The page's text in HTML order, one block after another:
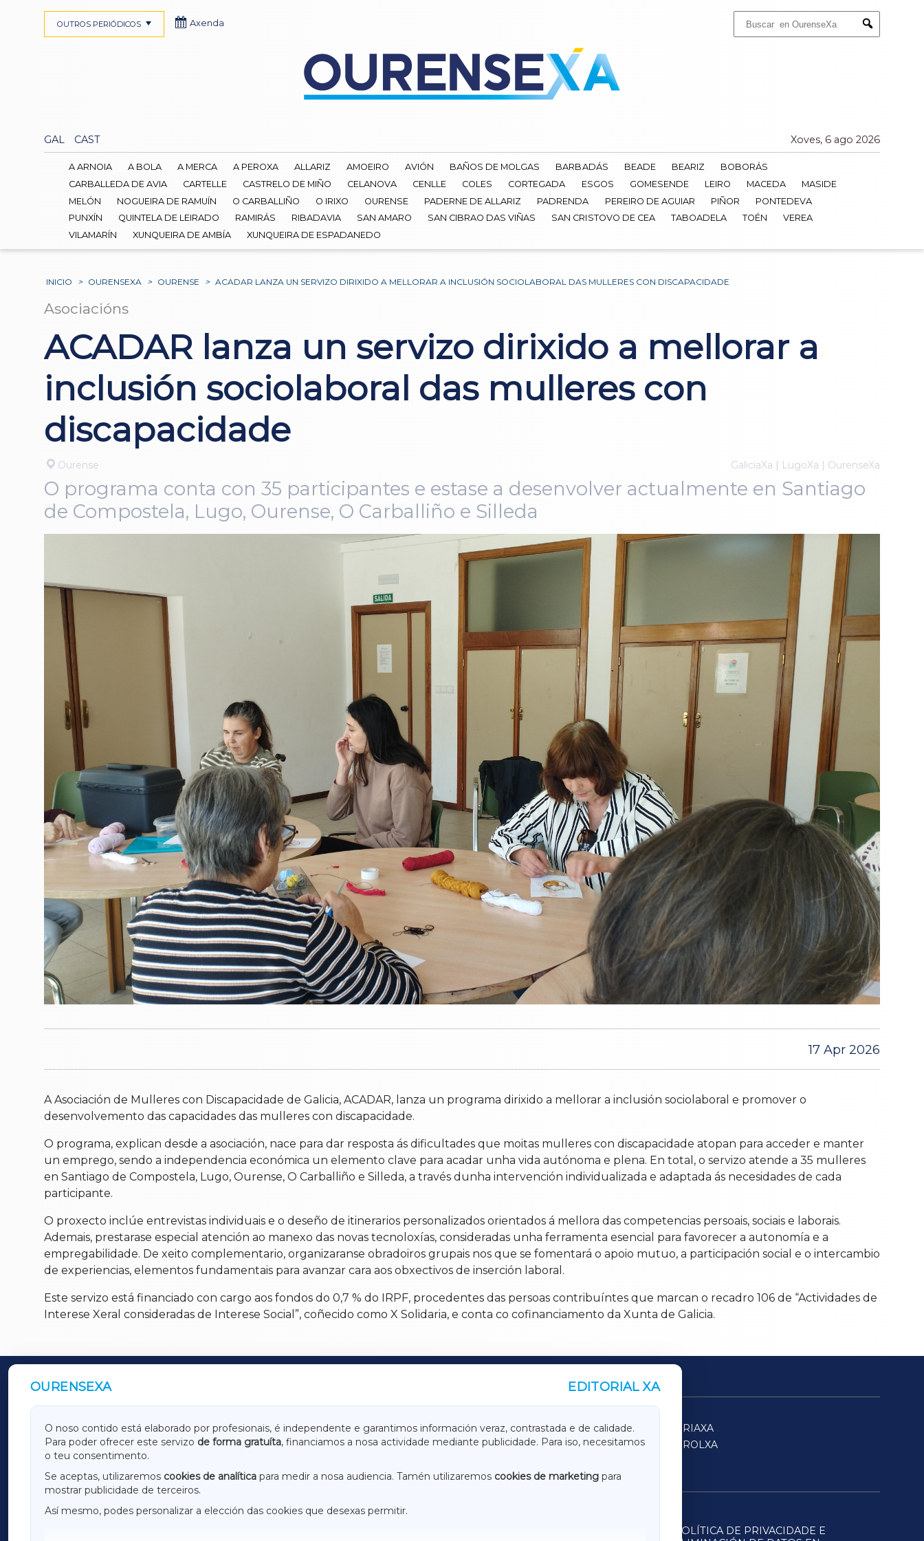
Submit
GAL CAST Xoves, 6 ago 2026
OUTROS PERIÓDICOS Axenda
A ARNOIA A BOLA A MERCA A PEROXA ALLARIZ AMOEIRO AVIÓN BAÑOS DE MOLGAS BARBADÁS BEADE BEARIZ
BOBORÁS
CARBALLEDA DE AVIA
CARTELLE CASTRELO DE MIÑO CELANOVA CENLLE COLES CORTEGADA ESGOS GOMESENDE LEIRO MACEDA
MASIDE
MELÓN
NOGUEIRA DE RAMUÍN O CARBALLIÑO O IRIXO OURENSE PADERNE DE ALLARIZ PADRENDA PEREIRO DE AGUIAR PIÑOR
PONTEDEVA
PUNXÍN
QUINTELA DE LEIRADO RAMIRÁS RIBADAVIA SAN AMARO SAN CIBRAO DAS VIÑAS SAN CRISTOVO DE CEA TABOADELA TOÉN
VEREA
VILAMARÍN
XUNQUEIRA DE AMBÍA XUNQUEIRA DE ESPADANEDO
INICIO > OURENSEXA > OURENSE > ACADAR LANZA UN SERVIZO DIRIXIDO A MELLORAR A INCLUSIÓN SOCIOLABORAL DAS MULLERES CON DISCAPACIDADE
Asociacións
ACADAR lanza un servizo dirixido a mellorar a
inclusión sociolaboral das mulleres con
discapacidade
Ourense GaliciaXa | LugoXa | OurenseXa
O programa conta con 35 participantes e estase a desenvolver actualmente en Santiago
de Compostela, Lugo, Ourense, O Carballiño e Silleda
17 Apr 2026
A Asociación de Mulleres con Discapacidade de Galicia, ACADAR, lanza un programa dirixido a mellorar a inclusión sociolaboral e promover o
desenvolvemento das capacidades das mulleres con discapacidade.
O programa, explican desde a asociación, nace para dar resposta ás dificultades que moitas mulleres con discapacidade atopan para acceder e manter
un emprego, sendo a independencia económica un elemento clave para acadar unha vida autónoma e plena. En total, o servizo atende a 35 mulleres
en Santiago de Compostela, Lugo, Ourense, O Carballiño e Silleda, a través dunha intervención individualizada e adaptada ás necesidades de cada
participante.
O proxecto inclúe entrevistas individuais e o deseño de itinerarios personalizados orientados á mellora das competencias persoais, sociais e laborais.
Ademais, prestarase especial atención ao manexo das novas tecnoloxías, consideradas unha ferramenta esencial para favorecer a autonomía e a
empregabilidade. De xeito complementario, organizaranse obradoiros grupais nos que se fomentará o apoio mutuo, a participación social e o intercambio
de experiencias, elementos fundamentais para avanzar cara aos obxectivos de inserción laboral.
Este servizo está financiado con cargo aos fondos do 0,7 % do IRPF, procedentes das persoas contribuíntes que marcan o recadro 106 de “Actividades de
Interese Xeral consideradas de Interese Social”, coñecido como X Solidaria, e conta co cofinanciamento da Xunta de Galicia.
OURENSEXA EDITORIAL XA
O noso contido está elaborado por profesionais, é independente e garantimos información veraz, contrastada e de calidade.
Para poder ofrecer este servizo de forma gratuíta, financiamos a nosa actividade mediante publicidade. Para iso, necesitamos
o teu consentimento.
Se aceptas, utilizaremos cookies de analítica para medir a nosa audiencia. Tamén utilizaremos cookies de marketing para
mostrar publicidade de terceiros.
Así mesmo, podes personalizar a elección das cookies que desexas permitir.
OUTROS PERIÓDICOS
GALICIAXA LUGOXA TERRACHAXA
SARRIAXA
AMARIÑAXA
RIBEIRASACRAXA ACORUÑAXA
FERROLXA
OURENSEXA
POLÍTICA DE PRIVACIDADE E